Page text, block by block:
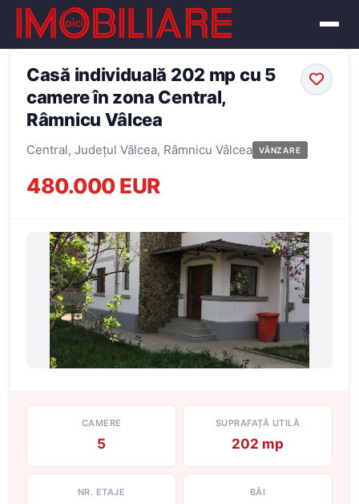
← Înapoi la oferte
Casă individuală 202 mp cu 5
camere în zona Central,
Râmnicu Vâlcea
Central, Județul Vâlcea, Râmnicu Vâlcea VÂNZARE
480.000 EUR
CAMERE
5
SUPRAFAȚĂ UTILĂ
202 mp
NR. ETAJE BĂI